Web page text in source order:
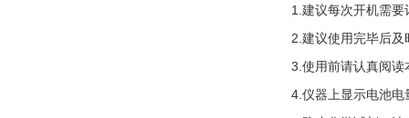
1. 建议每次开机需要
2. 建议使用完毕后及
3. 使用前请认真阅读
4. 仪器上显示电池电